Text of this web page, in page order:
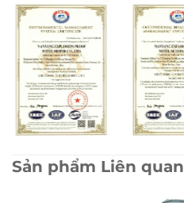
Sản phẩm Liên quan